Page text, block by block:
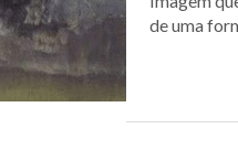
de uma